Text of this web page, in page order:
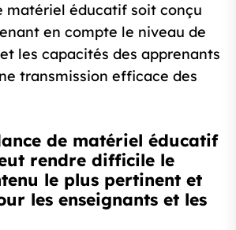
matériel éducatif soit conçu
en compte le niveau de
les capacités des apprenants
transmission efficace des
de matériel éducatif
rendre difficile le
le plus pertinent et
les enseignants et les